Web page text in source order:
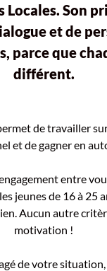
Locales. Son
et de
parce que
différent.
de travailler
et de gagner en
entre
jeunes de 16 à 25
Aucun autre
motivation !
de votre